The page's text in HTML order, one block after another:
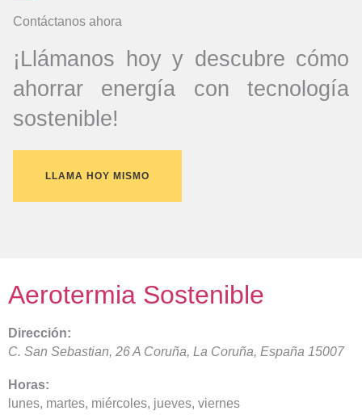
Contáctanos ahora
¡Llámanos hoy y descubre cómo
ahorrar energía con tecnología
sostenible!
LLAMA HOY MISMO
Aerotermia Sostenible
Dirección:
C. San Sebastian, 26A Coruña, La Coruña, España 15007
Horas:
lunes, martes, miércoles, jueves, viernes